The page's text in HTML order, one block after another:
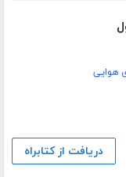
هوایی
دریافت از کتابراه